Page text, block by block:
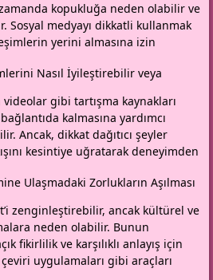
kopukluğa neden olabilir ve
Sosyal medyayı dikkatli kullanmak
yerini almasına izin
Nasıl İyileştirebilir veya
gibi tartışma kaynakları
kalmasına yardımcı
Ancak, dikkat dağıtıcı şeyler
kesintiye uğratarak deneyimden
Ulaşmadaki Zorlukların Aşılması
zenginleştirebilir, ancak kültürel ve
neden olabilir. Bunun
fikirlilik ve karşılıklı anlayış için
uygulamaları gibi araçları